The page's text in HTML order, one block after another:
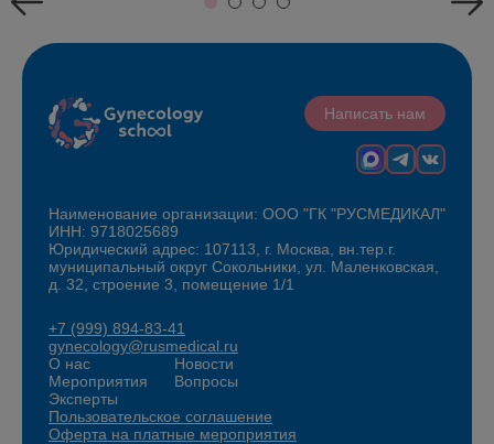
Написать нам
Наименование организации: ООО "ГК "РУСМЕДИКАЛ"
ИНН: 9718025689
Юридический адрес: 107113, г. Москва, вн.тер.г.
муниципальный округ Сокольники, ул. Маленковская,
д. 32, строение 3, помещение 1/1
+7 (999) 894-83-41
gynecology@rusmedical.ru
О нас
Мероприятия
Эксперты
Новости
Вопросы
Пользовательское соглашение
Оферта на платные мероприятия